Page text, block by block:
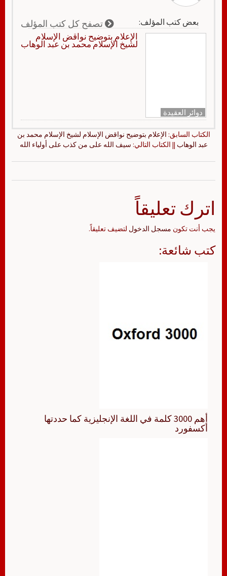
بعض كتب المؤلف: تصفح كل كتب المؤلف
دوائر العقيدة
الإعلام بتوضيح نواقض الإسلام
لشيخ الإسلام محمد بن عبد الوهاب
الكتاب السابق: الإعلام بتوضيح نواقض الإسلام لشيخ الإسلام محمد بن
عبد الوهاب || الكتاب التالي: سيف الله على من كذب على أولياء الله
اترك تعليقاً
يجب أنت تكون مسجل الدخول لتضيف تعليقاً.
كتب شائعة:
أهم 3000 كلمة في اللغة الإنجليزية كما حددتها
أكسفورد